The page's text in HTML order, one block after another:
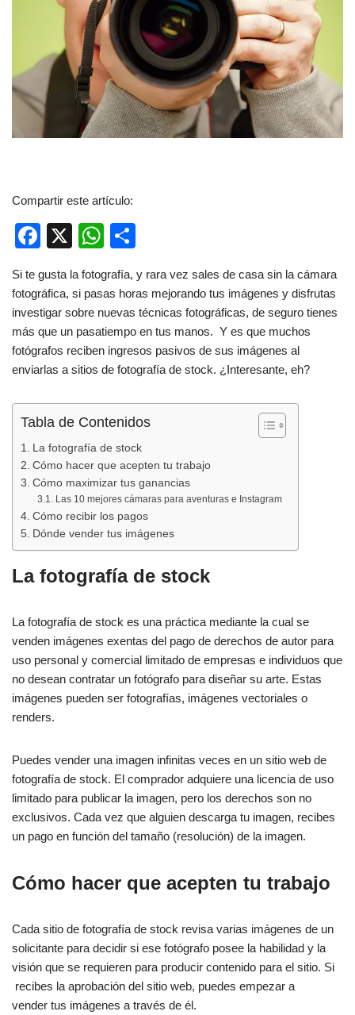
Compartir este artículo:
F
c
e
b
o
k
X
W
at
s
A
p
m
p
ar
tir
Si te gusta la fotografía, y rara vez sales de casa sin la cámara
fotográfica, si pasas horas mejorando tus imágenes y disfrutas
investigar sobre nuevas técnicas fotográficas, de seguro tienes
más que un pasatiempo en tus manos. Y es que muchos
fotógrafos reciben ingresos pasivos de sus imágenes al
enviarlas a sitios de fotografía de stock. ¿Interesante, eh?
Tabla de Contenidos
La fotografía de stock
Cómo hacer que acepten tu trabajo
Cómo maximizar tus ganancias
Las 10 mejores cámaras para aventuras e Instagram
Cómo recibir los pagos
Dónde vender tus imágenes
La fotografía de stock
La fotografía de stock es una práctica mediante la cual se
venden imágenes exentas del pago de derechos de autor para
uso personal y comercial limitado de empresas e individuos que
no desean contratar un fotógrafo para diseñar su arte. Estas
imágenes pueden ser fotografías, imágenes vectoriales o
renders.
Puedes vender una imagen infinitas veces en un sitio web de
fotografía de stock. El comprador adquiere una licencia de uso
limitado para publicar la imagen, pero los derechos son no
exclusivos. Cada vez que alguien descarga tu imagen, recibes
un pago en función del tamaño (resolución) de la imagen.
Cómo hacer que acepten tu trabajo
Cada sitio de fotografía de stock revisa varias imágenes de un
solicitante para decidir si ese fotógrafo posee la habilidad y la
visión que se requieren para producir contenido para el sitio. Si
recibes la aprobación del sitio web, puedes empezar a
vender tus imágenes a través de él.